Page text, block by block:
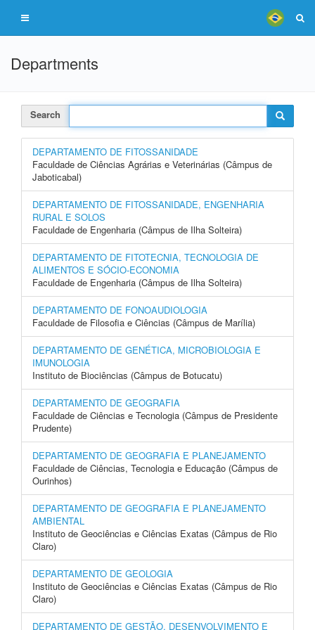
Departments
Search
DEPARTAMENTO DE FITOSSANIDADE
Faculdade de Ciências Agrárias e Veterinárias (Câmpus de
Jaboticabal)
DEPARTAMENTO DE FITOSSANIDADE, ENGENHARIA
RURAL E SOLOS
Faculdade de Engenharia (Câmpus de Ilha Solteira)
DEPARTAMENTO DE FITOTECNIA, TECNOLOGIA DE
ALIMENTOS E SÓCIO-ECONOMIA
Faculdade de Engenharia (Câmpus de Ilha Solteira)
DEPARTAMENTO DE FONOAUDIOLOGIA
Faculdade de Filosofia e Ciências (Câmpus de Marília)
DEPARTAMENTO DE GENÉTICA, MICROBIOLOGIA E
IMUNOLOGIA
Instituto de Biociências (Câmpus de Botucatu)
DEPARTAMENTO DE GEOGRAFIA
Faculdade de Ciências e Tecnologia (Câmpus de Presidente
Prudente)
DEPARTAMENTO DE GEOGRAFIA E PLANEJAMENTO
Faculdade de Ciências, Tecnologia e Educação (Câmpus de
Ourinhos)
DEPARTAMENTO DE GEOGRAFIA E PLANEJAMENTO
AMBIENTAL
Instituto de Geociências e Ciências Exatas (Câmpus de Rio
Claro)
DEPARTAMENTO DE GEOLOGIA
Instituto de Geociências e Ciências Exatas (Câmpus de Rio
Claro)
DEPARTAMENTO DE GESTÃO, DESENVOLVIMENTO E